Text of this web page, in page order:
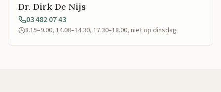
Dr. Dirk De Nijs
03 482 07 43
8.15–9.00, 14.00–14.30, 17.30–18.00, niet op dinsdag